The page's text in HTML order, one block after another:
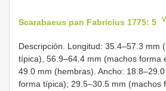
Scarabaeus pan Fabricius 1775: 5
Descripción. Longitud: 35.4–57.3 mm
típica), 56.9–64.4 mm (machos forma
49.0 mm (hembras). Ancho:
forma típica); 29.5–30.5 mm (machos